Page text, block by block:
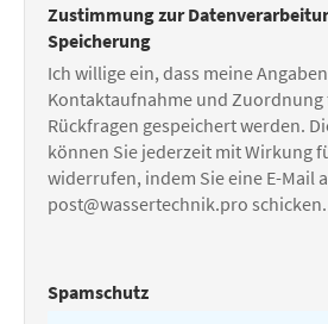
Zustimmung zur
Speicherung
Ich willige ein, dass meine
Kontaktaufnahme und
Rückfragen gespeichert werden.
können Sie jederzeit mit Wirkung
widerrufen, indem Sie eine E-Mail
post@wassertechnik.pro schicken.
Spamschutz